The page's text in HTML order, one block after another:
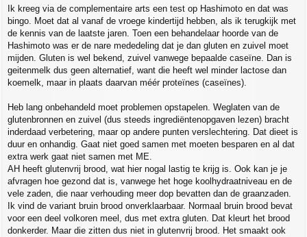
r
i
c
h
t
Ik kreeg via de complementaire arts een test op Hashimoto en dat was
bingo. Moet dat al vanaf de vroege kindertijd hebben, als ik terugkijk met
de kennis van de laatste jaren. Toen een behandelaar hoorde van de
Hashimoto was er de nare mededeling dat je dan gluten en zuivel moet
mijden. Gluten is wel bekend, zuivel vanwege bepaalde caseïne. Dan is
geitenmelk dus geen alternatief, want die heeft wel minder lactose dan
koemelk, maar in plaats daarvan méér proteïnes (caseïnes).
Heb lang onbehandeld moet problemen opstapelen. Weglaten van de
glutenbronnen en zuivel (dus steeds ingrediëntenopgaven lezen) bracht
inderdaad verbetering, maar op andere punten verslechtering. Dat dieet is
duur en onhandig. Gaat niet goed samen met moeten besparen en al dat
extra werk gaat niet samen met ME.
AH heeft glutenvrij brood, wat hier nogal lastig te krijg is. Ook kan je je
afvragen hoe gezond dat is, vanwege het hoge koolhydraatniveau en de
vele zaden, die naar verhouding meer dop bevatten dan de graanzaden.
Ik vind de variant bruin brood onverklaarbaar. Normaal bruin brood bevat
voor een deel volkoren meel, dus met extra gluten. Dat kleurt het brood
donkerder. Maar die zitten dus niet in glutenvrij brood. Het smaakt ook